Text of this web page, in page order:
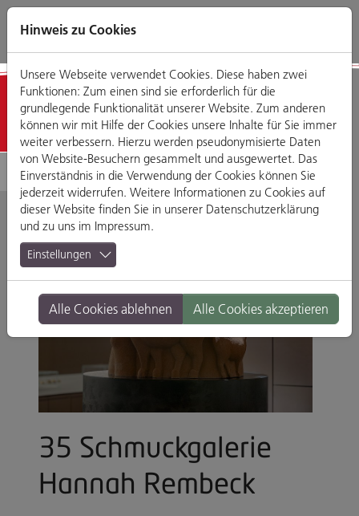
Direkt
zum
Zum
Hauptmenü
Zum
Footermenü
Zur
Website-
Detailansicht
35 Schmuckgalerie
Hannah Rembeck
Hinweis zu Cookies
Unsere Webseite verwendet Cookies. Diese haben zwei
Funktionen: Zum einen sind sie erforderlich für die
grundlegende Funktionalität unserer Website. Zum anderen
können wir mit Hilfe der Cookies unsere Inhalte für Sie immer
weiter verbessern. Hierzu werden pseudonymisierte Daten
von Website-Besuchern gesammelt und ausgewertet. Das
Einverständnis in die Verwendung der Cookies können Sie
jederzeit widerrufen. Weitere Informationen zu Cookies auf
dieser Website finden Sie in unserer Datenschutzerklärung
und zu uns im Impressum.
Einstellungen
Alle Cookies ablehnen Alle Cookies akzeptieren